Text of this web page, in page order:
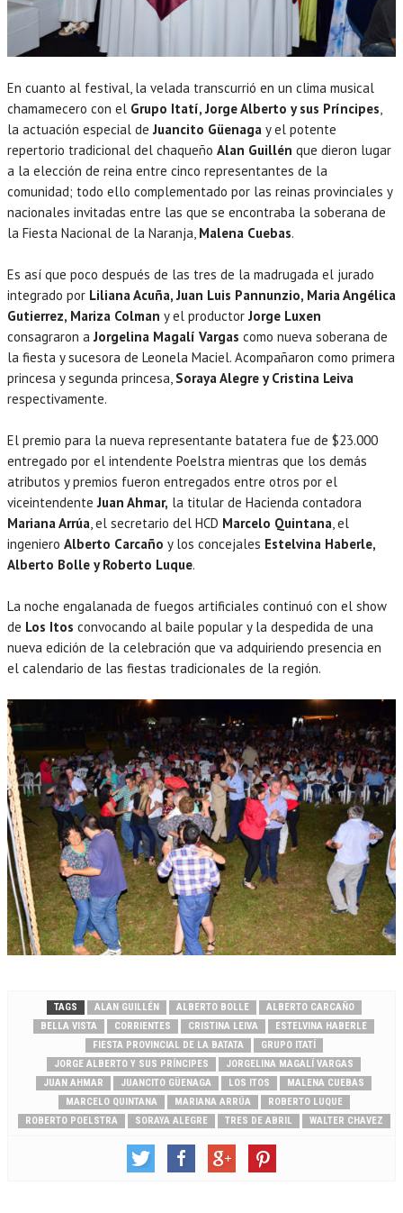
En cuanto al festival, la velada transcurrió en un clima musical
chamamecero con el Grupo Itatí, Jorge Alberto y sus Príncipes,
la actuación especial de Juancito Güenaga y el potente
repertorio tradicional del chaqueño Alan Guillén que dieron lugar
a la elección de reina entre cinco representantes de la
comunidad; todo ello complementado por las reinas provinciales y
nacionales invitadas entre las que se encontraba la soberana de
la Fiesta Nacional de la Naranja, Malena Cuebas.
Es así que poco después de las tres de la madrugada el jurado
integrado por Liliana Acuña, Juan Luis Pannunzio, Maria Angélica
Gutierrez, Mariza Colman y el productorJorge Luxen
consagraron aJorgelina Magalí Vargas como nueva soberana de
la fiesta y sucesora de Leonela Maciel. Acompañaron como primera
princesa y segunda princesa, Soraya Alegre y Cristina Leiva
respectivamente.
El premio para la nueva representante batatera fue de $23.000
entregado por el intendente Poelstra mientras que los demás
atributos y premios fueron entregados entre otros por el
viceintendenteJuan Ahmar, la titular de Hacienda contadora
Mariana Arrúa, el secretario del HCD Marcelo Quintana, el
ingeniero Alberto Carcaño y los concejales Estelvina Haberle,
Alberto Bolle y Roberto Luque.
La noche engalanada de fuegos artificiales continuó con el show
de Los Itos convocando al baile popular y la despedida de una
nueva edición de la celebración que va adquiriendo presencia en
el calendario de las fiestas tradicionales de la región.
TAGS ALAN GUILLÉN ALBERTO BOLLE
ALBERTO CARCAÑO
BELLA VISTA
CORRIENTES CRISTINA LEIVA
ESTELVINA HABERLE
FIESTA PROVINCIAL DE LA BATATA
GRUPO ITATÍ
JORGE ALBERTO Y SUS PRÍNCIPES
JORGELINA MAGALÍ VARGAS
JUAN AHMAR
JUANCITO GÜENAGA LOS ITOS
MALENA CUEBAS
MARCELO QUINTANA
MARIANA ARRÚA
ROBERTO LUQUE
ROBERTO POELSTRA
SORAYA ALEGRE TRES DE ABRIL WALTER CHAVEZ